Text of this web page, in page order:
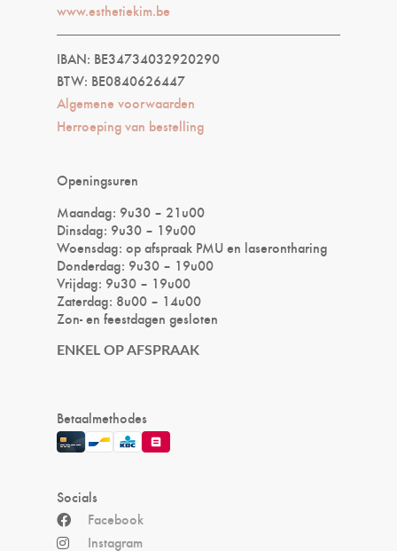
www.esthetiekim.be
IBAN: BE34734032920290
BTW: BE0840626447
Algemene voorwaarden
Herroeping van bestelling
Openingsuren
Maandag: 9u30 – 21u00
Dinsdag: 9u30 – 19u00
Woensdag: op afspraak PMU en laserontharing
Donderdag: 9u30 – 19u00
Vrijdag: 9u30 – 19u00
Zaterdag: 8u00 – 14u00
Zon- en feestdagen gesloten
ENKEL OP AFSPRAAK
Betaalmethodes
Socials
Facebook
Instagram